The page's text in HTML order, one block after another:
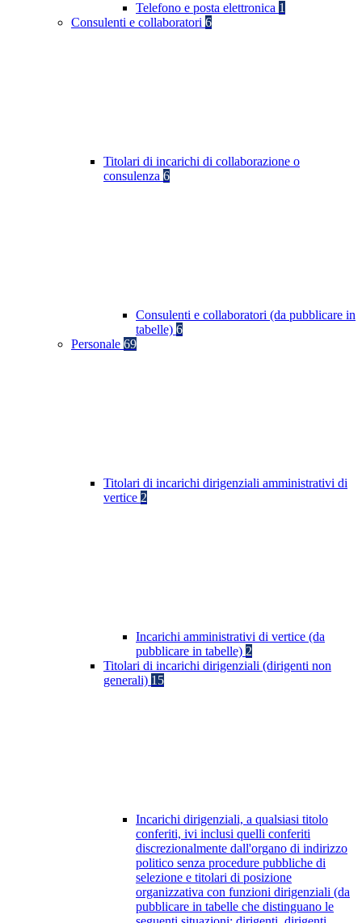
Telefono e posta elettronica 1
Consulenti e collaboratori 6
Titolari di incarichi di collaborazione o
consulenza 6
Consulenti e collaboratori (da pubblicare in
tabelle) 6
Personale 69
Titolari di incarichi dirigenziali amministrativi di
vertice 2
Incarichi amministrativi di vertice (da
pubblicare in tabelle) 2
Titolari di incarichi dirigenziali (dirigenti non
generali) 15
Incarichi dirigenziali, a qualsiasi titolo
conferiti, ivi inclusi quelli conferiti
discrezionalmente dall'organo di indirizzo
politico senza procedure pubbliche di
selezione e titolari di posizione
organizzativa con funzioni dirigenziali (da
pubblicare in tabelle che distinguano le